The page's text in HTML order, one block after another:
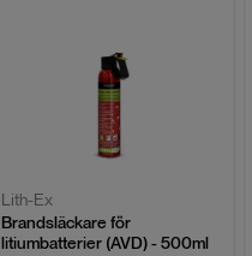
Lith-Ex
Brandsläckare för
litiumbatterier (AVD) - 500ml